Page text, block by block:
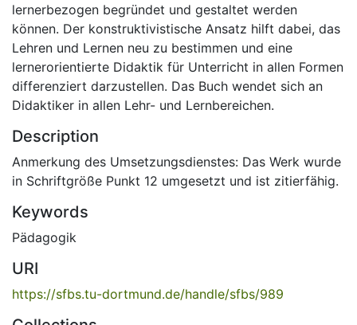
lernerbezogen begründet und gestaltet werden
können. Der konstruktivistische Ansatz hilft dabei, das
Lehren und Lernen neu zu bestimmen und eine
lernerorientierte Didaktik für Unterricht in allen Formen
differenziert darzustellen. Das Buch wendet sich an
Didaktiker in allen Lehr- und Lernbereichen.
Description
Anmerkung des Umsetzungsdienstes: Das Werk wurde
in Schriftgröße Punkt 12 umgesetzt und ist zitierfähig.
Keywords
Pädagogik
URI
https://sfbs.tu-dortmund.de/handle/sfbs/989